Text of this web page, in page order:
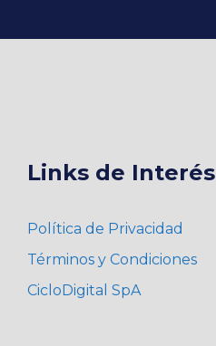
Links de Interés
Política de Privacidad
Términos y Condiciones
CicloDigital SpA